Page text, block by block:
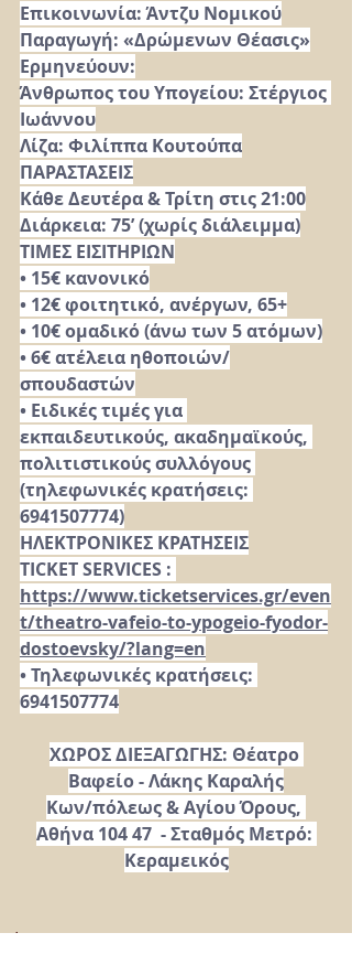
Επικοινωνία: Άντζυ Νομικού
Παραγωγή: «Δρώμενων Θέασις»
Ερμηνεύουν:
Άνθρωπος του Υπογείου: Στέργιος
Ιωάννου
Λίζα: Φιλίππα Κουτούπα
ΠΑΡΑΣΤΑΣΕΙΣ
Κάθε Δευτέρα & Τρίτη στις 21:00
Διάρκεια: 75’ (χωρίς διάλειμμα)
ΤΙΜΕΣ ΕΙΣΙΤΗΡΙΩΝ
• 15€ κανονικό
• 12€ φοιτητικό, ανέργων, 65+
• 10€ ομαδικό (άνω των 5 ατόμων)
• 6€ ατέλεια ηθοποιών/
σπουδαστών
• Ειδικές τιμές για
εκπαιδευτικούς, ακαδημαϊκούς,
πολιτιστικούς συλλόγους
(τηλεφωνικές κρατήσεις:
6941507774)
ΗΛΕΚΤΡΟΝΙΚΕΣ ΚΡΑΤΗΣΕΙΣ
TICKET SERVICES :
https://www.ticketservices.gr/even
t/theatro-vafeio-to-ypogeio-fyodor-
dostoevsky/?lang=en
• Τηλεφωνικές κρατήσεις:
6941507774
ΧΩΡΟΣ ΔΙΕΞΑΓΩΓΗΣ: Θέατρο
Βαφείο - Λάκης Καραλής
Κων/πόλεως & Αγίου Όρους,
Αθήνα 104 47  - Σταθμός Μετρό:
Κεραμεικός
Νέα